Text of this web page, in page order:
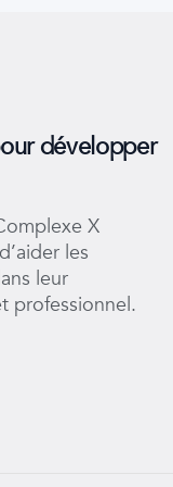
développer
X
les
leur
professionnel.